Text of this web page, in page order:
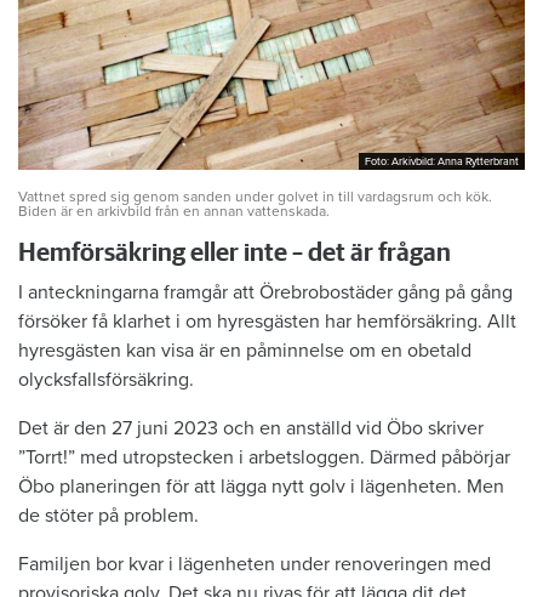
Foto: Arkivbild: Anna Rytterbrant
Foto: Arkivbild: Anna Rytterbrant
Vattnet spred sig genom sanden under golvet in till vardagsrum och kök.
Biden är en arkivbild från en annan vattenskada.
Hemförsäkring eller inte – det är frågan
I anteckningarna framgår att Örebrobostäder gång på gång
försöker få klarhet i om hyresgästen har hemförsäkring. Allt
hyresgästen kan visa är en påminnelse om en obetald
olycksfallsförsäkring.
Det är den 27 juni 2023 och en anställd vid Öbo skriver
”Torrt!” med utropstecken i arbetsloggen. Därmed påbörjar
Öbo planeringen för att lägga nytt golv i lägenheten. Men
de stöter på problem.
Familjen bor kvar i lägenheten under renoveringen med